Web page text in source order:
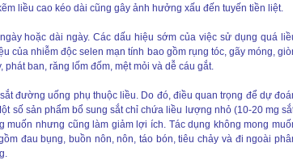
liều cao kéo dài cũng gây ảnh hưởng xấu đến tuyến tiền liệt.
hoặc dài ngày. Các dấu hiệu sớm của việc sử dụng quá
của nhiễm độc selen mạn tính bao gồm rụng tóc, gãy móng,
ban, răng lốm đốm, mệt mỏi và dễ cáu gắt.
đường uống phụ thuộc liều. Do đó, điều quan trọng để dự
số sản phẩm bổ sung sắt chỉ chứa liều lượng nhỏ (10-20 mg
nhưng cũng làm giảm lợi ích. Tác dụng không mong
đau bụng, buồn nôn, nôn, táo bón, tiêu chảy và đi ngoài